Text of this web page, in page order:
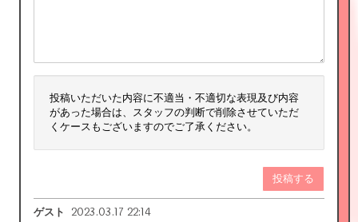
投稿いただいた内容に不適当・不適切な表現及び内容
があった場合は、スタッフの判断で削除させていただ
くケースもございますのでご了承ください。
投稿する
ゲスト 2023.03.17 22:14